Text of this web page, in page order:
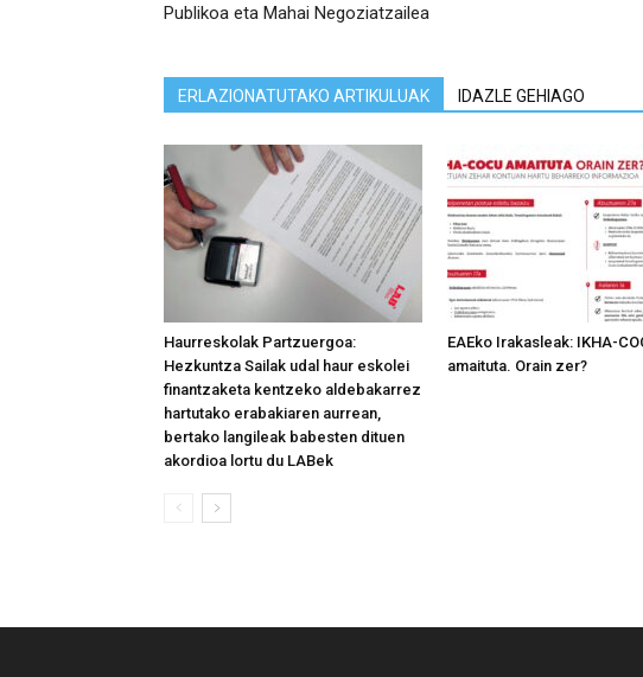
Publikoa eta Mahai Negoziatzailea
ERLAZIONATUTAKO ARTIKULUAK IDAZLE GEHIAGO
Haurreskolak Partzuergoa:
Hezkuntza Sailak udal haur eskolei
finantzaketa kentzeko aldebakarrez
hartutako erabakiaren aurrean,
bertako langileak babesten dituen
akordioa lortu du LABek
EAEko Irakasleak: IKHA-
amaituta. Orain zer?